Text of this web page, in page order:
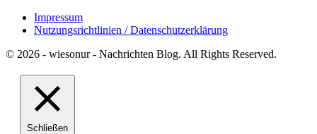
Impressum
Nutzungsrichtlinien / Datenschutzerklärung
© 2026 - wiesonur - Nachrichten Blog. All Rights Reserved.
Schließen